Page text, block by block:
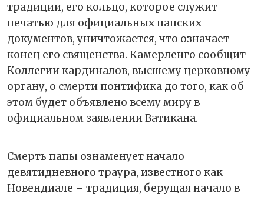
традиции, его кольцо, которое служит
печатью для официальных папских
документов, уничтожается, что означает
конец его священства. Камерленго сообщит
Коллегии кардиналов, высшему церковному
органу, о смерти понтифика до того, как об
этом будет объявлено всему миру в
официальном заявлении Ватикана.
Смерть папы ознаменует начало
девятидневного траура, известного как
Новендиале – традиция, берущая начало в